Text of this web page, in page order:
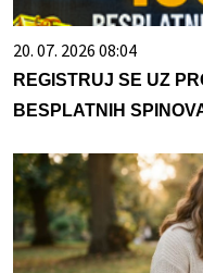
20. 07. 2026 08:04
REGISTRUJ SE UZ
BESPLATNIH